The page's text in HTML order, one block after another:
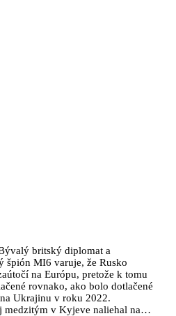
britský diplomat a
špión MI6 varuje, že Rusko
na Európu, pretože k tomu
rovnako, ako bolo dotlačené
Ukrajinu v roku 2022.
medzitým v Kyjeve naliehal na